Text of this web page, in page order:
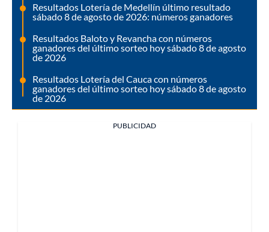
Resultados Lotería de Medellín último resultado
sábado 8 de agosto de 2026: números ganadores
Resultados Baloto y Revancha con números
ganadores del último sorteo hoy sábado 8 de agosto
de 2026
Resultados Lotería del Cauca con números
ganadores del último sorteo hoy sábado 8 de agosto
de 2026
PUBLICIDAD